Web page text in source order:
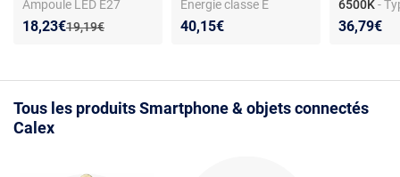
Ampoule LED E27
décorative - 3,5 W - 150
Ancien prix :
19,19€
Nouveau prix :
18,23€
Réduction de :
Énergie classe E
40,15€
6500K-
:36,79€
Tous les produits Smartphone & objets connectés
Calex